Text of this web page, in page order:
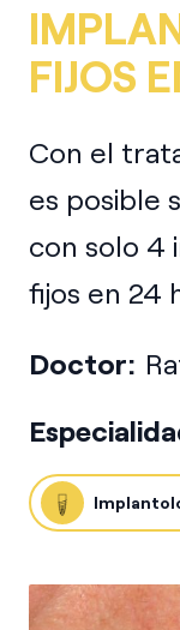
FIJOS
Con el
es posible
con solo 4
fijos en 24
Doctor: